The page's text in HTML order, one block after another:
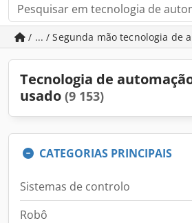
/ ... / Segunda mão tecnologia de
Tecnologia de
usado (9 153)
CATEGORIAS PRINCIPAIS
Sistemas de controlo
Robô